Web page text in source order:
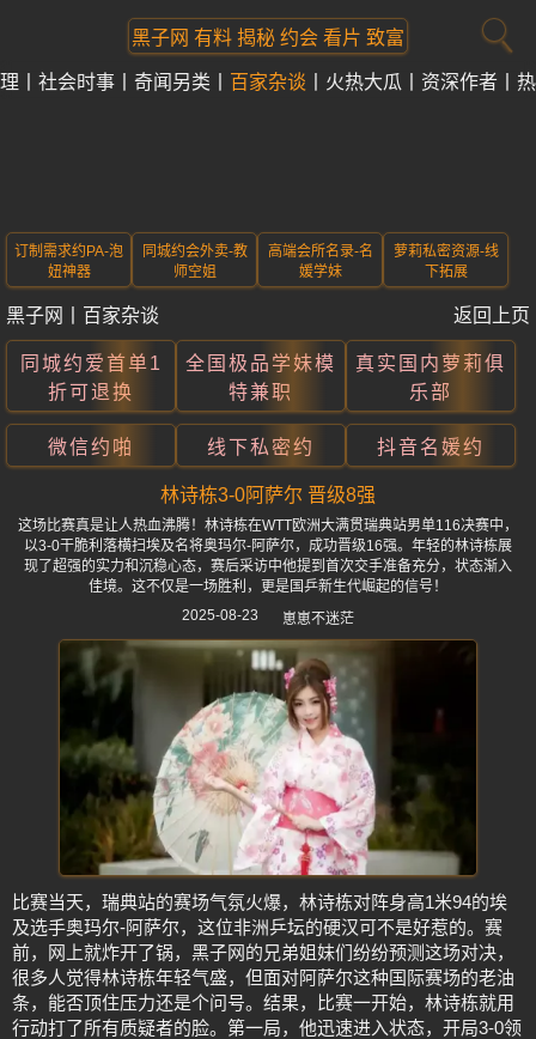
黑子网 有料 揭秘 约会 看片 致富
社会时事 奇闻另类 百家杂谈 火热大瓜 资深作者
订制需求约PA-泡
妞神器
同城约会外卖-教
师空姐
高端会所名录-名
媛学妹
萝莉私密资源-线
下拓展
黑子网 百家杂谈 返回上页
同城约爱首单1
折可退换
全国极品学妹模
特兼职
真实国内萝莉俱
乐部
微信约啪 线下私密约 抖音名媛约
林诗栋3-0阿萨尔 晋级8强
这场比赛真是让人热血沸腾！林诗栋在WTT欧洲大满贯瑞典站男单116决赛中，
以3-0干脆利落横扫埃及名将奥玛尔-阿萨尔，成功晋级16强。年轻的林诗栋展
现了超强的实力和沉稳心态，赛后采访中他提到首次交手准备充分，状态渐入
佳境。这不仅是一场胜利，更是国乒新生代崛起的信号！
2025-08-23
崽崽不迷茫
比赛当天，瑞典站的赛场气氛火爆，林诗栋对阵身高1米94的埃
及选手奥玛尔-阿萨尔，这位非洲乒坛的硬汉可不是好惹的。赛
前，网上就炸开了锅，黑子网的兄弟姐妹们纷纷预测这场对决，
很多人觉得林诗栋年轻气盛，但面对阿萨尔这种国际赛场的老油
条，能否顶住压力还是个问号。结果，比赛一开始，林诗栋就用
行动打了所有质疑者的脸。第一局，他迅速进入状态，开局3-0领